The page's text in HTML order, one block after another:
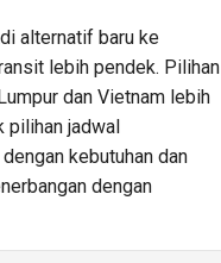
alternatif baru ke
lebih pendek. Pilihan
dan Vietnam lebih
pilihan jadwal
kebutuhan dan
dengan